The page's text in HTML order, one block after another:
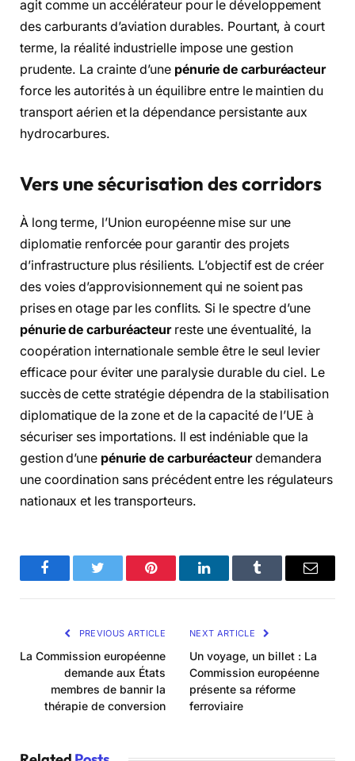
agit comme un accélérateur pour le développement
des carburants d’aviation durables. Pourtant, à court
terme, la réalité industrielle impose une gestion
prudente. La crainte d’une pénurie de carburéacteur
force les autorités à un équilibre entre le maintien du
transport aérien et la dépendance persistante aux
hydrocarbures.
Vers une sécurisation des corridors
À long terme, l’Union européenne mise sur une
diplomatie renforcée pour garantir des projets
d’infrastructure plus résilients. L’objectif est de créer
des voies d’approvisionnement qui ne soient pas
prises en otage par les conflits. Si le spectre d’une
pénurie de carburéacteurreste une éventualité, la
coopération internationale semble être le seul levier
efficace pour éviter une paralysie durable du ciel. Le
succès de cette stratégie dépendra de la stabilisation
diplomatique de la zone et de la capacité de l’UE à
sécuriser ses importations. Il est indéniable que la
gestion d’une pénurie de carburéacteurdemandera
une coordination sans précédent entre les régulateurs
nationaux et les transporteurs.
FacebookTwitter Pinterest LinkedInTumblr Email
PREVIOUS ARTICLE
La Commission européenne
demande aux États
membres de bannir la
thérapie de conversion
NEXT ARTICLE
Un voyage, un billet : La
Commission européenne
présente sa réforme
ferroviaire